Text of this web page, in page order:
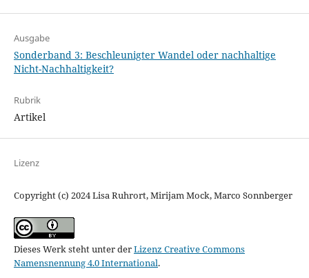
Ausgabe
Sonderband 3: Beschleunigter Wandel oder nachhaltige
Nicht-Nachhaltigkeit?
Rubrik
Artikel
Lizenz
Copyright (c) 2024 Lisa Ruhrort, Mirijam Mock, Marco Sonnberger
Dieses Werk steht unter derLizenz Creative Commons
Namensnennung 4.0 International.